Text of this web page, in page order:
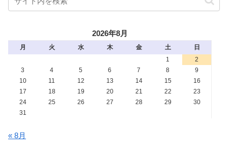
2026年8月
月 火 水 木 金 土
日
1
2
3
4 5 6 7 8
9
10
11 12 13 14 15
16
17
18 19 20 21 22
23
24
25 26 27 28 29
30
31
« 8月